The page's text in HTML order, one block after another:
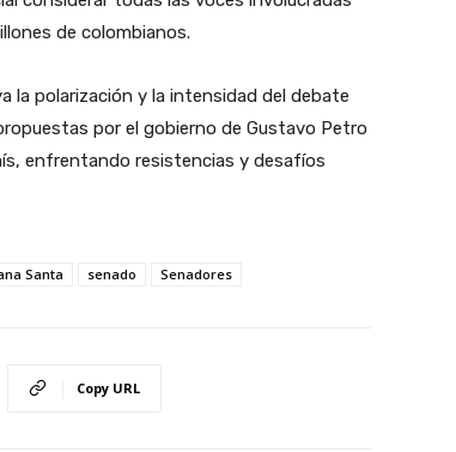
de colombianos.
la polarización y la intensidad del debate
por el gobierno de Gustavo Petro
enfrentando resistencias y desafíos
Santa senado Senadores
Copy URL